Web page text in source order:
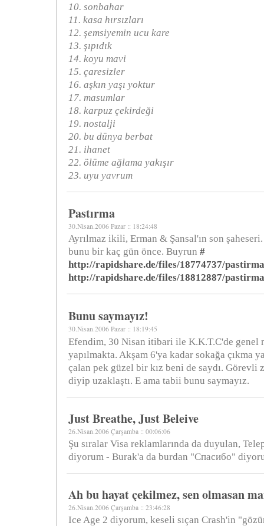
10. sonbahar
11. kasa hırsızları
12. şemsiyemin ucu kare
13. şıpıdık
14. koyu mavi
15. çaresizler
16. aşkın yaşı yoktur
17. masumlar
18. karpuz çekirdeği
19. nostalji
20. bu dünya berbat
21. ihanet
22. ölüme ağlama yakışır
23. uyu yavrum
Pastırma
30.Nisan.2006 Pazar :: 18:24:48
Ayrılmaz ikili, Erman & Şansal'ın son
bunu bir kaç gün önce. Buyrun #
http://rapidshare.de/files/18774737/
http://rapidshare.de/files/18812887/
Bunu saymayız!
30.Nisan.2006 Pazar :: 18:19:45
Efendim, 30 Nisan itibari ile K.K.T.C'de genel
yapılmakta. Akşam 6'ya kadar sokağa çıkma
çalan pek güzel bir kız beni de saydı.
diyip uzaklaştı. E ama tabii bunu saymayız.
Just Breathe, Just Beleive
26.Nisan.2006 Çarşamba :: 00:06:06
Şu sıralar Visa reklamlarında da duyulan,
diyorum - Burak'a da burdan "Спасибо"
Ah bu hayat çekilmez, sen olmasan
26.Nisan.2006 Çarşamba :: 23:46:28
Ice Age 2 diyorum, keseli sıçan Crash'in